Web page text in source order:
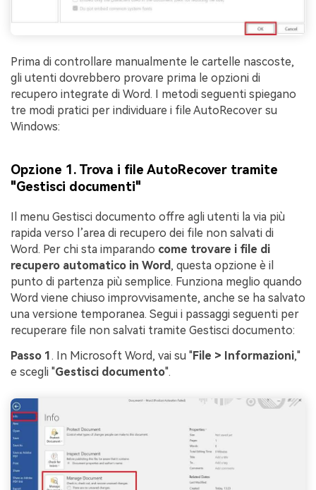
Prima di controllare manualmente le cartelle nascoste,
gli utenti dovrebbero provare prima le opzioni di
recupero integrate di Word. I metodi seguenti spiegano
tre modi pratici per individuare i file AutoRecover su
Windows:
Opzione 1. Trova i file AutoRecover tramite
"Gestisci documenti"
Il menu Gestisci documento offre agli utenti la via più
rapida verso l’area di recupero dei file non salvati di
Word. Per chi sta imparando come trovare i file di
recupero automatico in Word, questa opzione è il
punto di partenza più semplice. Funziona meglio quando
Word viene chiuso improvvisamente, anche se ha salvato
una versione temporanea. Segui i passaggi seguenti per
recuperare file non salvati tramite Gestisci documento:
Passo 1. In Microsoft Word, vai su "File > Informazioni,"
e scegli "Gestisci documento".